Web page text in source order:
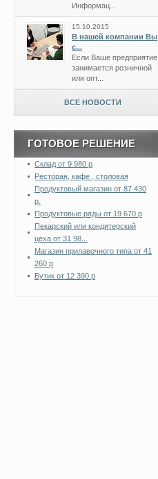
Информац...
15.10.2015
В нашей компании Вы
с...
Если Ваше предприятие
занимается розничной
или опт...
ВСЕ НОВОСТИ
ГОТОВОЕ РЕШЕНИЕ
Склад от 9 980 р
Ресторан, кафе , столовая
Продуктовый магазин от 87 430
р.
Продуктовые ряды от 19 670 р
Пекарский или кондитерский
цеха от 31 98...
Магазин прилавочного типа от 41
260 р
Бутик от 12 390 р